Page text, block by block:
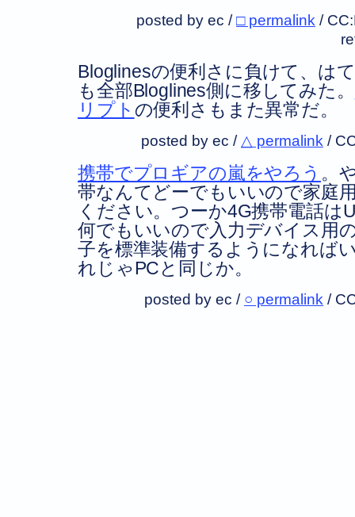
posted by ec /□ permalink /
Bloglinesの便利さに負けて、は
も全部Bloglines側に移してみた。
リプト の便利さもまた異常だ。
posted by ec / △ permalink /
携帯でプロギアの嵐をやろう 。
帯なんてどーでもいいので家庭
ください。つーか4G携帯電話は
何でもいいので入力デバイス用
子を標準装備するようになれば
れじゃPCと同じか。
posted by ec / ○ permalink /